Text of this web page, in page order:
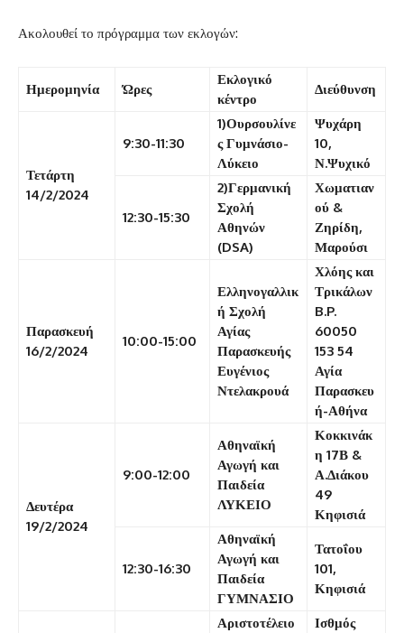
Ακολουθεί το πρόγραμμα των εκλογών:
Ημερομηνία Ώρες
Εκλογικό
κέντρο
Διεύθυνση
Τετάρτη
14/2/2024
9:30-11:30
1)Ουρσουλίνε
ς Γυμνάσιο-
Λύκειο
Ψυχάρη
10,
Ν.Ψυχικό
12:30-15:30
2)Γερμανική
Σχολή
Αθηνών
(DSA)
Χωματιαν
ού &
Ζηρίδη,
Μαρούσι
Παρασκευή
16/2/2024
10:00-15:00
Ελληνογαλλικ
ή Σχολή
Αγίας
Παρασκευής
Ευγένιος
Ντελακρουά
Χλόης και
Τρικάλων
B.P.
60050
153 54
Αγία
Παρασκευ
ή-Αθήνα
Δευτέρα
19/2/2024
9:00-12:00
Αθηναϊκή
Αγωγή και
Παιδεία
ΛΥΚΕΙΟ
Κοκκινάκ
η 17Β &
Α.Διάκου
49
Κηφισιά
12:30-16:30
Αθηναϊκή
Αγωγή και
Παιδεία
ΓΥΜΝΑΣΙΟ
Τατοΐου
101,
Κηφισιά
Αριστοτέλειο
Ισθμός